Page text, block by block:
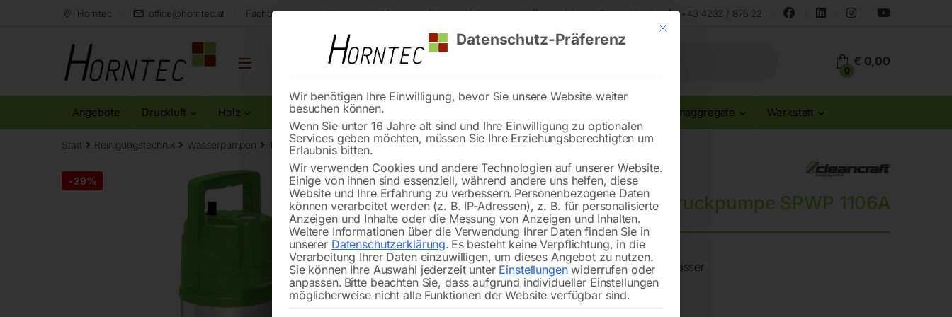
Horntec office@horntec.at Fachberatung aus Kärnten Markenqualität Lieferung nach Österreich und Deutschland +43 4232 / 875 22
0
€ 0,00
Angebote Druckluft Holz Metall Reinigung Stromaggregate Werkstatt
Start Reinigungstechnik Wasserpumpen Tauchdruckpumpe SPWP 1106A
-29% 🔍
Tauchdruckpumpe SPWP 1106A
mit Start/Stopp Automatik, geeignet für Klarwasser
Mit diesem Button wird der Dialog geschlossen. Seine Funktionalität ist
Datenschutz-Präferenz
Wir benötigen Ihre Einwilligung, bevor Sie unsere Website weiter
besuchen können.
Wenn Sie unter 16 Jahre alt sind und Ihre Einwilligung zu optionalen
Services geben möchten, müssen Sie Ihre Erziehungsberechtigten um
Erlaubnis bitten.
Wir verwenden Cookies und andere Technologien auf unserer Website.
Einige von ihnen sind essenziell, während andere uns helfen, diese
Website und Ihre Erfahrung zu verbessern. Personenbezogene Daten
können verarbeitet werden (z. B. IP-Adressen), z. B. für personalisierte
Anzeigen und Inhalte oder die Messung von Anzeigen und Inhalten.
Weitere Informationen über die Verwendung Ihrer Daten finden Sie in
unserer Datenschutzerklärung. Es besteht keine Verpflichtung, in die
Verarbeitung Ihrer Daten einzuwilligen, um dieses Angebot zu nutzen.
Sie können Ihre Auswahl jederzeit unter Einstellungenwiderrufen oder
anpassen. Bitte beachten Sie, dass aufgrund individueller Einstellungen
möglicherweise nicht alle Funktionen der Website verfügbar sind.